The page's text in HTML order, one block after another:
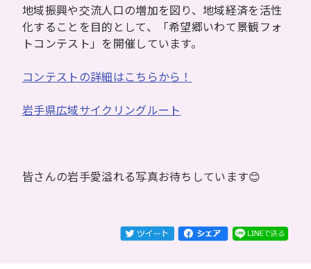
地域振興や交流人口の増加を図り、地域経済を活性
化することを目的として、「希望郷いわて景観フォ
トコンテスト」を開催しています。
コンテストの詳細はこちらから！
岩手県広域サイクリングルート
皆さんの岩手愛溢れる写真お待ちしています😊